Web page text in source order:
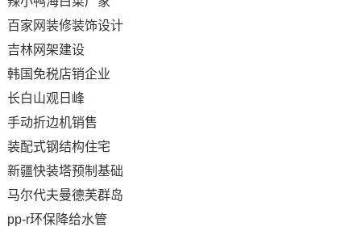
百家网装修装饰设计
吉林网架建设
韩国免税店销企业
长白山观日峰
手动折边机销售
装配式钢结构住宅
新疆快装塔预制基础
马尔代夫曼德芙群岛
pp-r环保降给水管